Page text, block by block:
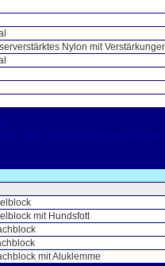
Nylon mit
ohne Beschädigung während
mit Hundsfott
mit Aluklemme